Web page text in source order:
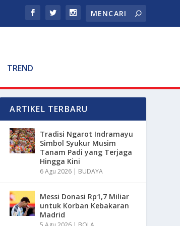
TREND
ARTIKEL TERBARU
Tradisi Ngarot Indramayu
Simbol Syukur Musim
Tanam Padi yang Terjaga
Hingga Kini
6 Agu 2026 | BUDAYA
Messi Donasi Rp1,7 Miliar
untuk Korban Kebakaran
Madrid